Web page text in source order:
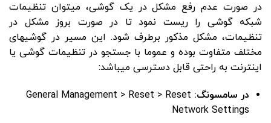
در صورت عدم رفع مشکل در یک گوشی، می­توان تنظیمات
شبکه­ گوشی را ریست نمود تا در صورت بروز مشکل در
تنظیمات، مشکل مذکور برطرف شود. این مسیر در گوشی­های
مختلف متفاوت بوده و عموما با جستجو در تنظیمات گوشی یا
اینترنت به راحتی قابل دسترسی می­باشد:
در سامسونگ: General Management > Reset > Reset
Network Settings